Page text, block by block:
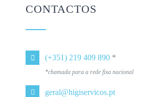
CONTACTOS
(+351) 219 409 890 *
*chamada para a rede fixa nacional
geral@higiservicos.pt